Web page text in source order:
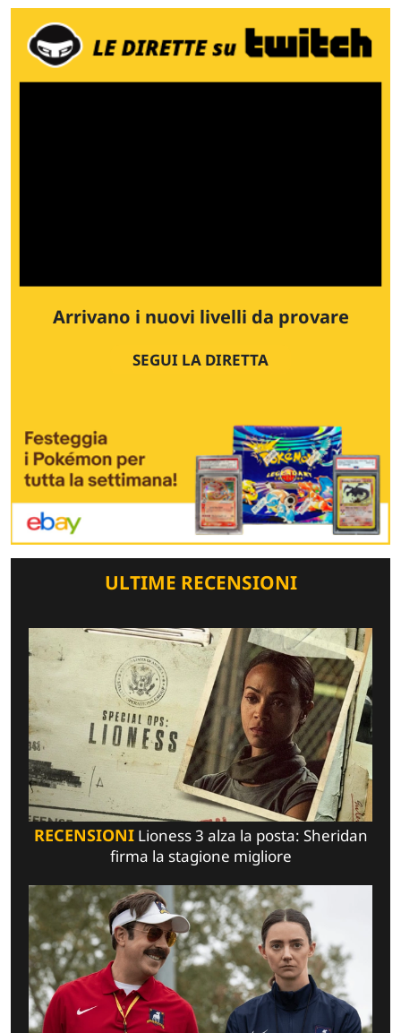
Arrivano i nuovi livelli da provare
SEGUI LA DIRETTA
ULTIME RECENSIONI
RECENSIONILioness 3 alza la posta: Sheridan
firma la stagione migliore